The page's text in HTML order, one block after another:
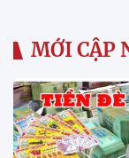
MỚI CẬP